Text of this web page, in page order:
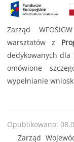
Zarząd
warsztatów z
dedykowanych dla
omówione
wypełnianie
Opublikowano:
Zarząd